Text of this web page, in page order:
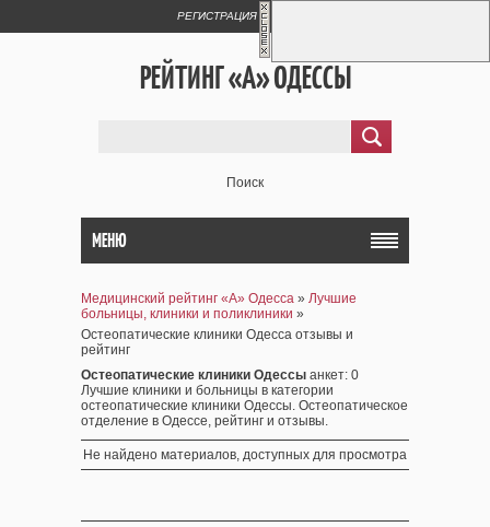
РЕГИСТРАЦИЯ
РЕЙТИНГ «А» ОДЕССЫ
Поиск
МЕНЮ
Медицинский рейтинг «А» Одесса » Лучшие
больницы, клиники и поликлиники »
Остеопатические клиники Одесса отзывы и
рейтинг
Остеопатические клиники Одессы анкет: 0
Лучшие клиники и больницы в категории
остеопатические клиники Одессы. Остеопатическое
отделение в Одессе, рейтинг и отзывы.
Не найдено материалов, доступных для просмотра